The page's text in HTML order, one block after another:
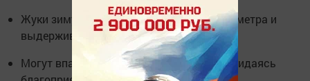
Жуки зимуют в земле на глубине до полуметра и
выдерживают морозы до -9 °C.
Могут впадать в спячку на 2–3 года, дожидаясь